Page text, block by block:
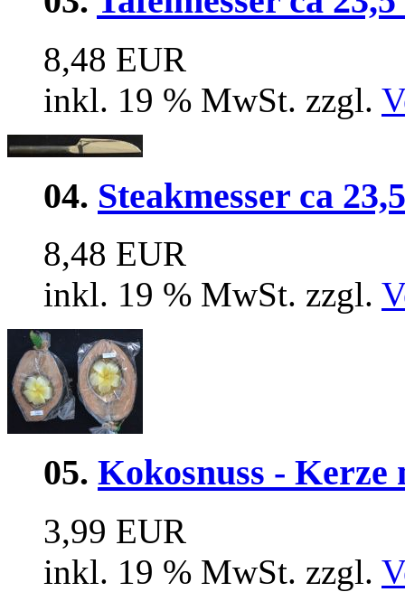
8,48 EUR
inkl. 19 % MwSt. zzgl.
04. Steakmesser ca
8,48 EUR
inkl. 19 % MwSt. zzgl.
05. Kokosnuss -
3,99 EUR
inkl. 19 % MwSt. zzgl.